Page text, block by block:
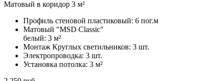
Матовый в коридор 3 м²
Профиль стеновой пластиковый: 6 пог.м
Матовый "MSD Classic"
белый: 3 м²
Монтаж Круглых светильников: 3 шт.
Электропроводка: 3 шт.
Установка потолка: 3 м²